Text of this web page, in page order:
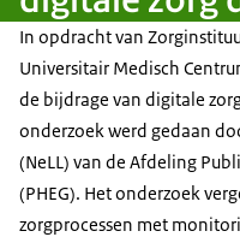
In opdracht van
Universitair Medisch
de bijdrage van digitale
onderzoek werd gedaan
(NeLL) van de Afdeling
(PHEG). Het onderzoek
zorgprocessen met